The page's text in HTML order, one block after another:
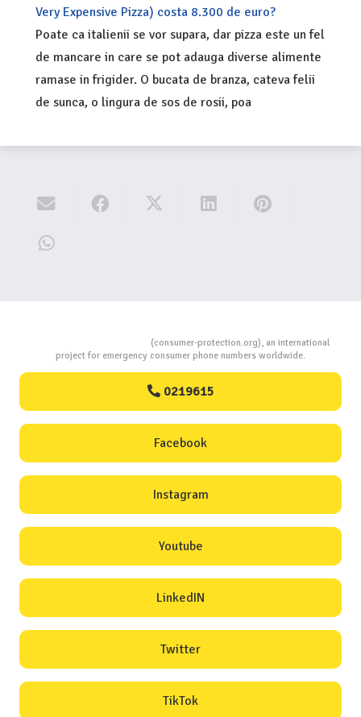
Very Expensive Pizza) costa 8.300 de euro?
Poate ca italienii se vor supara, dar pizza este un fel
de mancare in care se pot adauga diverse alimente
ramase in frigider. O bucata de branza, cateva felii
de sunca, o lingura de sos de rosii, poa
(consumer-protection.org), an international
project for emergency consumer phone numbers worldwide.
0219615
Facebook
Instagram
Youtube
LinkedIN
Twitter
TikTok